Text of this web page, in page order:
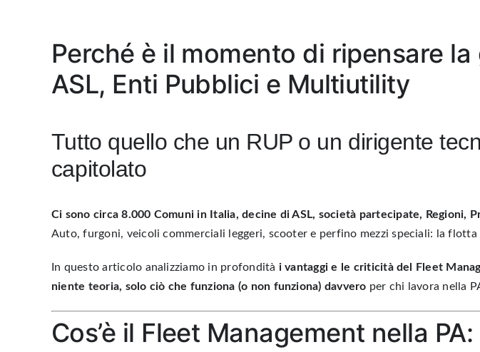
Perché è il momento di ripensare
ASL, Enti Pubblici e Multiutility
Tutto quello che un RUP o un dirigente
capitolato
Ci sono circa 8.000 Comuni in Italia, decine di ASL, società partecipate,
Auto, furgoni, veicoli commerciali leggeri, scooter e perfino mezzi speciali: la flotta
In questo articolo analizziamo in profondità i vantaggi e le criticità del Fleet
niente teoria, solo ciò che funziona (o non funziona) davvero per chi lavora nella
Cos’è il Fleet Management nella